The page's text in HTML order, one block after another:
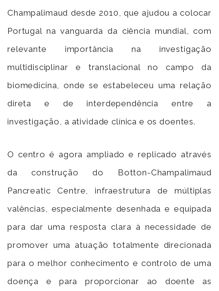
Champalimaud desde 2010, que ajudou a colocar
Portugal na vanguarda da ciência mundial, com
relevante importância na investigação
multidisciplinar e translacional no campo da
biomedicina, onde se estabeleceu uma relação
direta e de interdependência entre a
investigação, a atividade clínica e os doentes.
O centro é agora ampliado e replicado através
da construção do Botton-Champalimaud
Pancreatic Centre, infraestrutura de múltiplas
valências, especialmente desenhada e equipada
para dar uma resposta clara à necessidade de
promover uma atuação totalmente direcionada
para o melhor conhecimento e controlo de uma
doença e para proporcionar ao doente as